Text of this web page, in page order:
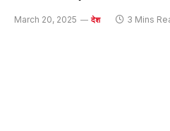
March 20, 2025 देश 3 Mins